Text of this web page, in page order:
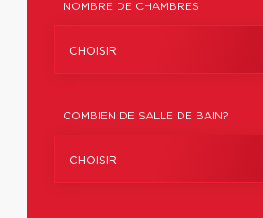
NOMBRE DE CHAMBRES
CHOISIR
COMBIEN DE SALLE DE BAIN?
CHOISIR